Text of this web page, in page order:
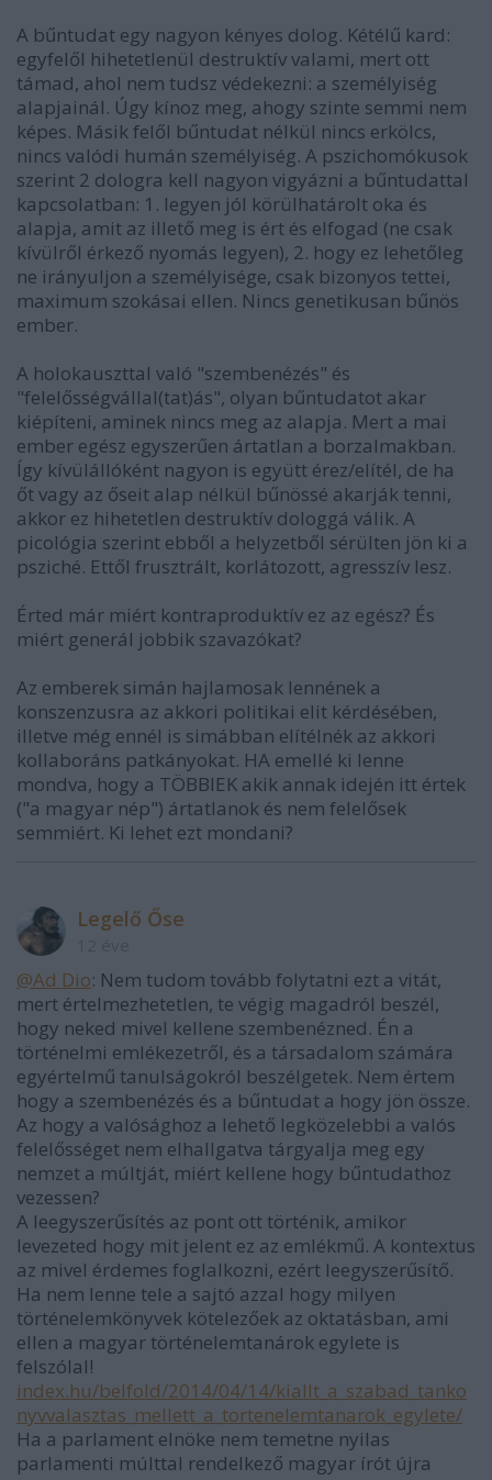
A bűntudat egy nagyon kényes dolog. Kétélű kard:
egyfelől hihetetlenül destruktív valami, mert ott
támad, ahol nem tudsz védekezni: a személyiség
alapjainál. Úgy kínoz meg, ahogy szinte semmi nem
képes. Másik felől bűntudat nélkül nincs erkölcs,
nincs valódi humán személyiség. A pszichomókusok
szerint 2 dologra kell nagyon vigyázni a bűntudattal
kapcsolatban: 1. legyen jól körülhatárolt oka és
alapja, amit az illető meg is ért és elfogad (ne csak
kívülről érkező nyomás legyen), 2. hogy ez lehetőleg
ne irányuljon a személyisége, csak bizonyos tettei,
maximum szokásai ellen. Nincs genetikusan bűnös
ember.
A holokauszttal való "szembenézés" és
"felelősségvállal(tat)ás", olyan bűntudatot akar
kiépíteni, aminek nincs meg az alapja. Mert a mai
ember egész egyszerűen ártatlan a borzalmakban.
Így kívülállóként nagyon is együtt érez/elítél, de ha
őt vagy az őseit alap nélkül bűnössé akarják tenni,
akkor ez hihetetlen destruktív dologgá válik. A
picológia szerint ebből a helyzetből sérülten jön ki a
psziché. Ettől frusztrált, korlátozott, agresszív lesz.
Érted már miért kontraproduktív ez az egész? És
miért generál jobbik szavazókat?
Az emberek simán hajlamosak lennének a
konszenzusra az akkori politikai elit kérdésében,
illetve még ennél is simábban elítélnék az akkori
kollaboráns patkányokat. HA emellé ki lenne
mondva, hogy a TÖBBIEK akik annak idején itt értek
("a magyar nép") ártatlanok és nem felelősek
semmiért. Ki lehet ezt mondani?
Legelő Őse
@Ad Dio: Nem tudom tovább folytatni ezt a vitát,
mert értelmezhetetlen, te végig magadról beszél,
hogy neked mivel kellene szembenézned. Én a
történelmi emlékezetről, és a társadalom számára
egyértelmű tanulságokról beszélgetek. Nem értem
hogy a szembenézés és a bűntudat a hogy jön össze.
Az hogy a valósághoz a lehető legközelebbi a valós
felelősséget nem elhallgatva tárgyalja meg egy
nemzet a múltját, miért kellene hogy bűntudathoz
vezessen?
A leegyszerűsítés az pont ott történik, amikor
levezeted hogy mit jelent ez az emlékmű. A kontextus
az mivel érdemes foglalkozni, ezért leegyszerűsítő.
Ha nem lenne tele a sajtó azzal hogy milyen
történelemkönyvek kötelezőek az oktatásban, ami
ellen a magyar történelemtanárok egylete is
felszólal!
index.hu/belfold/2014/04/14/kiallt_a_szabad_tanko
nyvvalasztas_mellett_a_tortenelemtanarok_egylete/
Ha a parlament elnöke nem temetne nyilas
parlamenti múlttal rendelkező magyar írót újra